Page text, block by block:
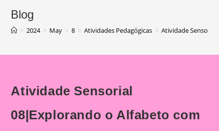
Blog
> 2024 > May > 8 > Atividades Pedagógicas > Atividade
Atividade Sensorial
08|Explorando o Alfabeto com